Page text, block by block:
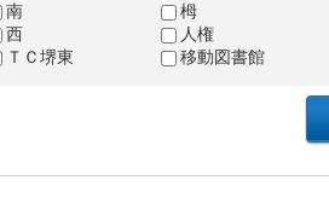
南
栂
西
人権
ＴＣ堺東
移動図書館